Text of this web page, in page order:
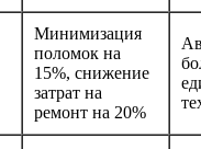
Минимизация
поломок на
15%, снижение
затрат на
ремонт на 20%